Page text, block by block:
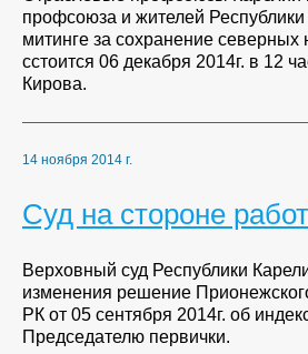
профсоюза и жителей Республики
митинге за сохранение северных
сстоится 06 декабря 2014г. в 12
Кирова.
14 ноября 2014 г.
Суд на стороне
Верховный суд Республики
изменения решение
РК от 05 сентября 2014г. об
Председателю первички.